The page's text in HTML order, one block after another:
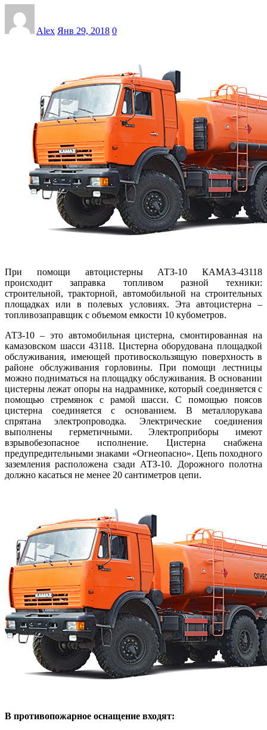
Alex Янв 29, 2018 0
При помощи автоцистерны АТЗ-10 КАМАЗ-43118
происходит заправка топливом разной техники:
строительной, тракторной, автомобильной на строительных
площадках или в полевых условиях. Эта автоцистерна –
топливозаправщик с объемом емкости 10 кубометров.
АТЗ-10 – это автомобильная цистерна, смонтированная на
камазовском шасси 43118. Цистерна оборудована площадкой
обслуживания, имеющей противоскользящую поверхность в
районе обслуживания горловины. При помощи лестницы
можно подниматься на площадку обслуживания. В основании
цистерны лежат опоры на надрамнике, который соединяется с
помощью стремянок с рамой шасси. С помощью поясов
цистерна соединяется с основанием. В металлорукава
спрятана электропроводка. Электрические соединения
выполнены герметичными. Электроприборы имеют
взрывобезопасное исполнение. Цистерна снабжена
предупредительными знаками «Огнеопасно». Цепь походного
заземления расположена сзади АТЗ-10. Дорожного полотна
должно касаться не менее 20 сантиметров цепи.
В противопожарное оснащение входят: